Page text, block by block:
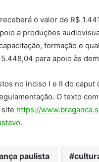
o valor de R$
a produções
formação e
para apoio às
no inciso I e II do
O texto
https://
.
paulista